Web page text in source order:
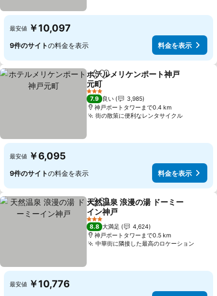
最安値 ￥10,097
9件のサイトの料金を表示 料金を表示
シェアお気に入りに追加
ホテルメリケンポート神戸
元町
3 ホテルのランク
7.9 良い
3,985
神戸ポートタワーまで0.4 km
街の散策に便利なレンタサイクル
最安値 ￥6,095
9件のサイトの料金を表示 料金を表示
シェアお気に入りに追加
天然温泉 浪漫の湯 ドーミー
イン神戸
3 ホテルのランク
8.8 大満足
4,624
神戸ポートタワーまで0.5 km
中華街に隣接した最高のロケーション
最安値 ￥10,776